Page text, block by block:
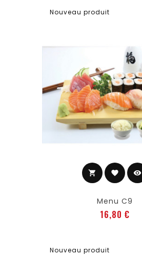
Nouveau produit
shopping_cart favorite visibility
Menu C9
16,80 €
Nouveau produit